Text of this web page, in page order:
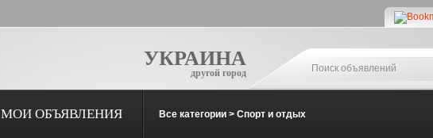
УКРАИНА
другой город
МОИ ОБЪЯВЛЕНИЯ Все категории > Спорт и отдых